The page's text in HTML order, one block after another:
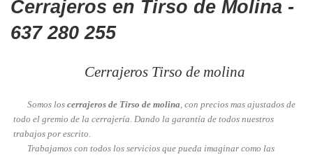
Cerrajeros en Tirso de Molina -
637 280 255
Cerrajeros Tirso de molina
Somos los cerrajeros de Tirso de molina, con precios mas ajustados de
todo el gremio de la cerrajería. Dando la garantía de todos nuestros
trabajos por escrito.
Trabajamos con todos los servicios que pueda imaginar como las